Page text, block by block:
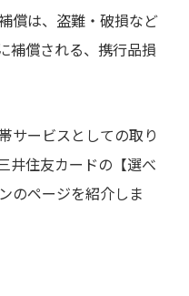
償は、盗難・破損など
補償される、携行品損
サービスとしての取り
井住友カードの【選べ
のページを紹介しま